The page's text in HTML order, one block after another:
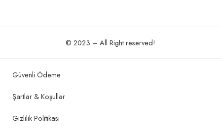
© 2023 – All Right reserved!
Güvenli Ödeme
Şartlar & Koşullar
Gizlilik Politikası